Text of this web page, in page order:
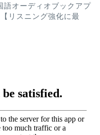
語オーディオブックアプ
リスニング強化に最